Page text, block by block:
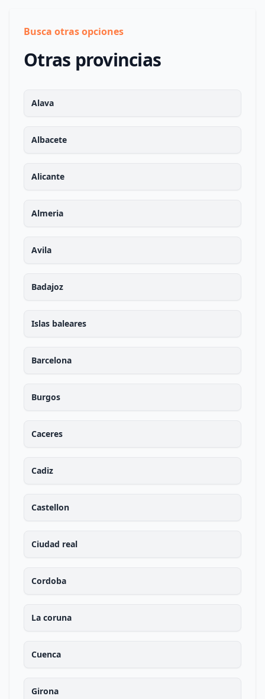
Busca otras opciones
Otras provincias
Alava
Albacete
Alicante
Almeria
Avila
Badajoz
Islas baleares
Barcelona
Burgos
Caceres
Cadiz
Castellon
Ciudad real
Cordoba
La coruna
Cuenca
Girona